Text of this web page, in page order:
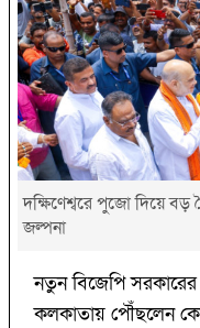
দক্ষিণেশ্বরে পুজো দিয়ে
জল্পনা
নতুন বিজেপি
কলকাতায় পৌঁছলেন